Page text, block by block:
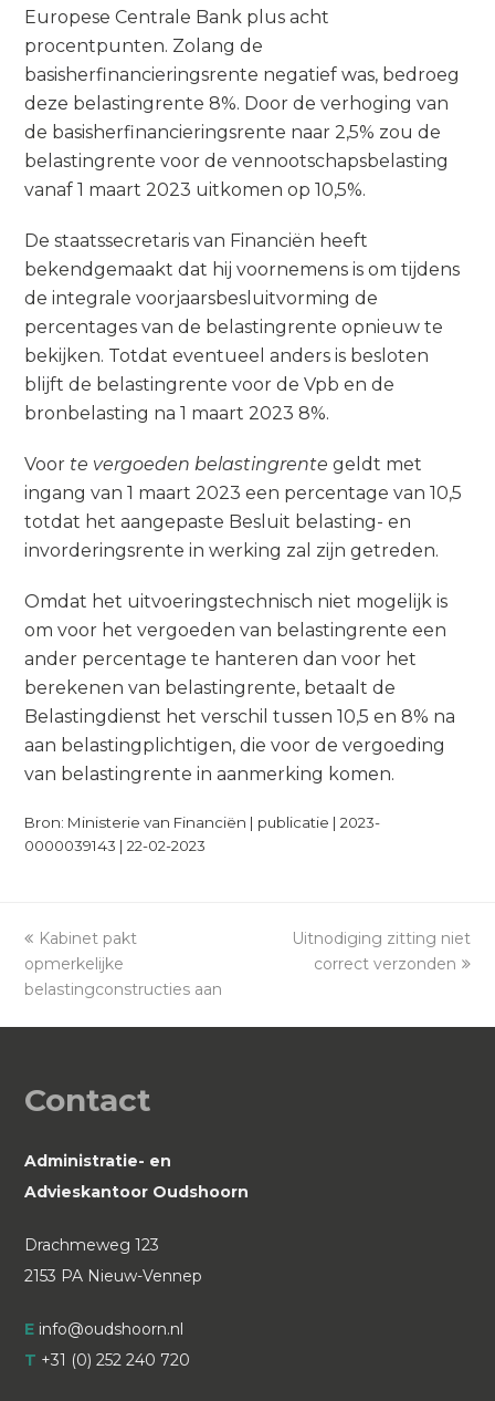
Europese Centrale Bank plus acht
procentpunten. Zolang de
basisherfinancieringsrente negatief was, bedroeg
deze belastingrente 8%. Door de verhoging van
de basisherfinancieringsrente naar 2,5% zou de
belastingrente voor de vennootschapsbelasting
vanaf 1 maart 2023 uitkomen op 10,5%.
De staatssecretaris van Financiën heeft
bekendgemaakt dat hij voornemens is om tijdens
de integrale voorjaarsbesluitvorming de
percentages van de belastingrente opnieuw te
bekijken. Totdat eventueel anders is besloten
blijft de belastingrente voor de Vpb en de
bronbelasting na 1 maart 2023 8%.
Voor te vergoeden belastingrentegeldt met
ingang van 1 maart 2023 een percentage van 10,5
totdat het aangepaste Besluit belasting- en
invorderingsrente in werking zal zijn getreden.
Omdat het uitvoeringstechnisch niet mogelijk is
om voor het vergoeden van belastingrente een
ander percentage te hanteren dan voor het
berekenen van belastingrente, betaalt de
Belastingdienst het verschil tussen 10,5 en 8% na
aan belastingplichtigen, die voor de vergoeding
van belastingrente in aanmerking komen.
Bron: Ministerie van Financiën | publicatie | 2023-
0000039143 | 22-02-2023
previous
post:
Kabinet pakt
opmerkelijke
belastingconstructies aan
next
post:
Uitnodiging zitting niet
correct verzonden
Contact
Administratie- en
Advieskantoor Oudshoorn
Drachmeweg 123
2153 PA Nieuw-Vennep
E info@oudshoorn.nl
T +31 (0) 252 240 720